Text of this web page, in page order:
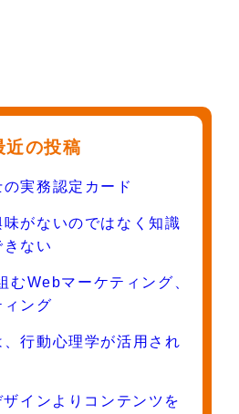
近の投稿
の実務認定カード
がないのではなく知識
ない
むWebマーケティング、
ィング
行動心理学が活用され
インよりコンテンツを